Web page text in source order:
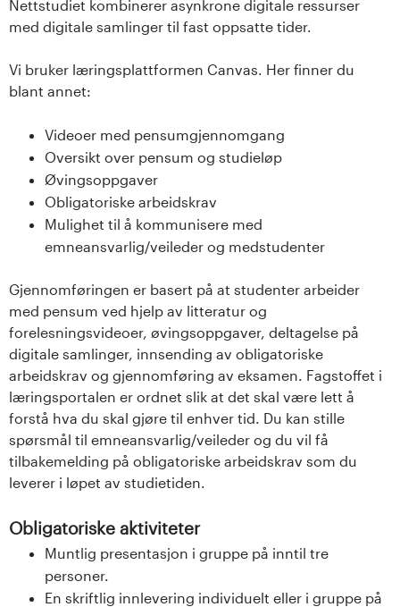
Nettstudiet kombinerer asynkrone digitale ressurser
med digitale samlinger til fast oppsatte tider.
Vi bruker læringsplattformen Canvas. Her finner du
blant annet:
Videoer med pensumgjennomgang
Oversikt over pensum og studieløp
Øvingsoppgaver
Obligatoriske arbeidskrav
Mulighet til å kommunisere med
emneansvarlig/veileder og medstudenter
Gjennomføringen er basert på at studenter arbeider
med pensum ved hjelp av litteratur og
forelesningsvideoer, øvingsoppgaver, deltagelse på
digitale samlinger, innsending av obligatoriske
arbeidskrav og gjennomføring av eksamen. Fagstoffet i
læringsportalen er ordnet slik at det skal være lett å
forstå hva du skal gjøre til enhver tid. Du kan stille
spørsmål til emneansvarlig/veileder og du vil få
tilbakemelding på obligatoriske arbeidskrav som du
leverer i løpet av studietiden.
Obligatoriske aktiviteter
Muntlig presentasjon i gruppe på inntil tre
personer.
En skriftlig innlevering individuelt eller i gruppe på